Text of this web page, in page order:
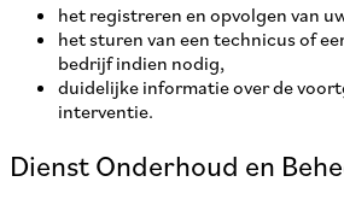
het registreren en opvolgen van
het sturen van een technicus of
bedrijf indien nodig,
duidelijke informatie over de
interventie.
Dienst Onderhoud en